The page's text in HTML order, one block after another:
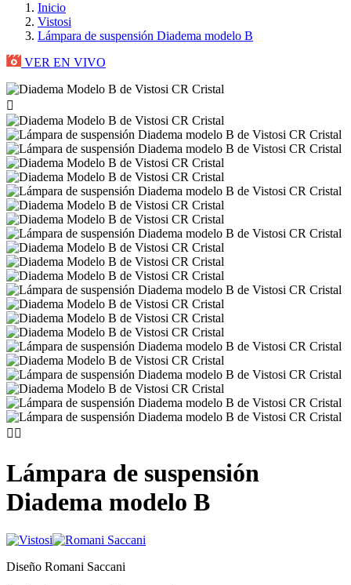
Inicio
Vistosi
Lámpara de suspensión Diadema modelo B
VER EN VIVO

 
Lámpara de suspensión
Diadema modelo B
Diseño Romani Saccani